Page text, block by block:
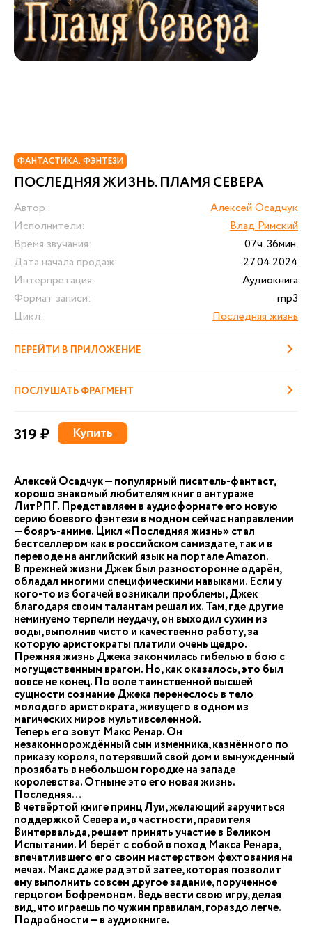
ФАНТАСТИКА. ФЭНТЕЗИ
ПОСЛЕДНЯЯ ЖИЗНЬ. ПЛАМЯ СЕВЕРА
Автор:
Алексей Осадчук
Исполнители:
Влад Римский
Время звучания:
07ч. 36мин.
Дата начала продаж:
27.04.2024
Интерпретация:
Аудиокнига
Формат записи:
mp3
Цикл:
Последняя жизнь
ПЕРЕЙТИ В ПРИЛОЖЕНИЕ
ПОСЛУШАТЬ ФРАГМЕНТ
319 ₽ Купить
Алексей Осадчук — популярный писатель-фантаст,
хорошо знакомый любителям книг в антураже
ЛитРПГ. Представляем в аудиоформате его новую
серию боевого фэнтези в модном сейчас направлении
— бояръ-аниме. Цикл «Последняя жизнь» стал
бестселлером как в российском самиздате, так и в
переводе на английский язык на портале Amazon.
В прежней жизни Джек был разносторонне одарён,
обладал многими специфическими навыками. Если у
кого-то из богачей возникали проблемы, Джек
благодаря своим талантам решал их. Там, где другие
неминуемо терпели неудачу, он выходил сухим из
воды, выполнив чисто и качественно работу, за
которую аристократы платили очень щедро.
Прежняя жизнь Джека закончилась гибелью в бою с
могущественным врагом. Но, как оказалось, это был
вовсе не конец. По воле таинственной высшей
сущности сознание Джека перенеслось в тело
молодого аристократа, живущего в одном из
магических миров мультивселенной.
Теперь его зовут Макс Ренар. Он
незаконнорождённый сын изменника, казнённого по
приказу короля, потерявший свой дом и вынужденный
прозябать в небольшом городке на западе
королевства. Отныне это его новая жизнь.
Последняя…
В четвёртой книге принц Луи, желающий заручиться
поддержкой Севера и, в частности, правителя
Винтервальда, решает принять участие в Великом
Испытании. И берёт с собой в поход Макса Ренара,
впечатлившего его своим мастерством фехтования на
мечах. Макс даже рад этой затее, которая позволит
ему выполнить совсем другое задание, порученное
герцогом Бофремоном. Ведь вести свою игру, делая
вид, что играешь по чужим правилам, гораздо легче.
Подробности — в аудиокниге.